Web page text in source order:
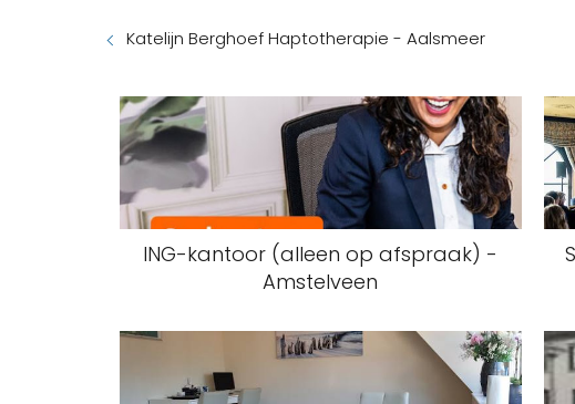
Katelijn Berghoef Haptotherapie - Aalsmeer
ING-kantoor (alleen op afspraak) -
Amstelveen